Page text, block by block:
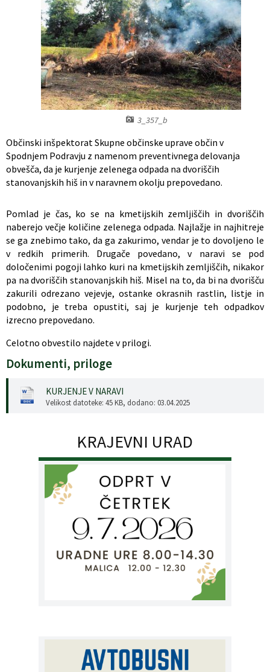
3_357_b
Občinski inšpektorat Skupne občinske uprave občin v
Spodnjem Podravju z namenom preventivnega delovanja
obvešča, da je kurjenje zelenega odpada na dvoriščih
stanovanjskih hiš in v naravnem okolju prepovedano.
Pomlad je čas, ko se na kmetijskih zemljiščih in dvoriščih
naberejo večje količine zelenega odpada. Najlažje in najhitreje
se ga znebimo tako, da ga zakurimo, vendar je to dovoljeno le
v redkih primerih. Drugače povedano, v naravi se pod
določenimi pogoji lahko kuri na kmetijskih zemljiščih, nikakor
pa na dvoriščih stanovanjskih hiš. Misel na to, da bi na dvorišču
zakurili odrezano vejevje, ostanke okrasnih rastlin, listje in
podobno, je treba opustiti, saj je kurjenje teh odpadkov
izrecno prepovedano.
Celotno obvestilo najdete v prilogi.
Dokumenti, priloge
KURJENJE V NARAVI
Velikost datoteke: 45 KB, dodano: 03.04.2025
KRAJEVNI URAD
Register predpisov
Interni akti
Varstvo osebnih podatkov
Katalog informacij javnega značaja
Grb in zastava občine
Vizitka občine